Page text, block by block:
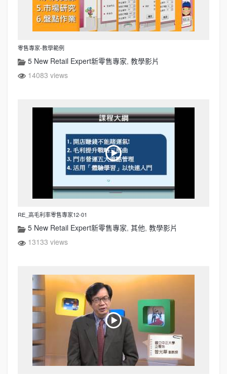
零售專家-教學範例
5 New Retail Expert新零售專家, 教學影片
14083 views
RE_高毛利率零售專家12-01
5 New Retail Expert新零售專家, 其他, 教學影片
13133 views